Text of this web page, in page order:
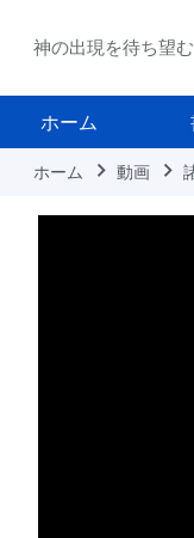
神の出現を待ち望
ホーム
ホーム 動画